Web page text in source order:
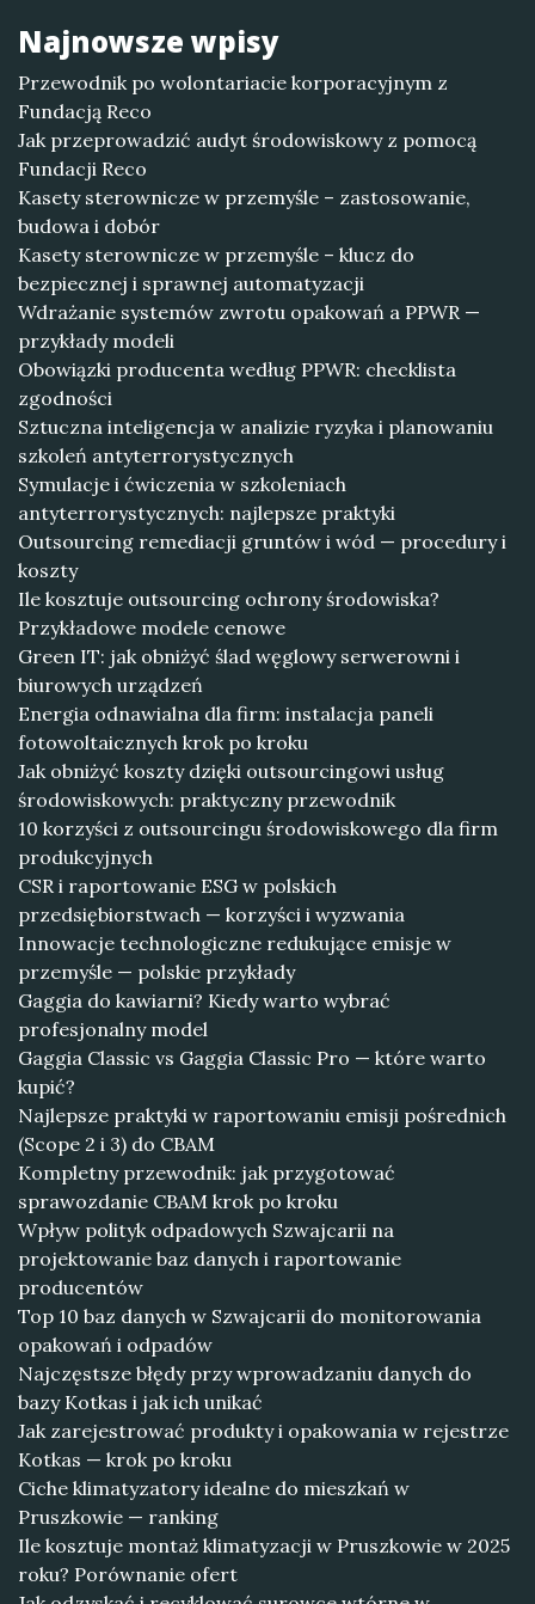
Najnowsze wpisy
Przewodnik po wolontariacie korporacyjnym z
Fundacją Reco
Jak przeprowadzić audyt środowiskowy z pomocą
Fundacji Reco
Kasety sterownicze w przemyśle – zastosowanie,
budowa i dobór
Kasety sterownicze w przemyśle – klucz do
bezpiecznej i sprawnej automatyzacji
Wdrażanie systemów zwrotu opakowań a PPWR —
przykłady modeli
Obowiązki producenta według PPWR: checklista
zgodności
Sztuczna inteligencja w analizie ryzyka i planowaniu
szkoleń antyterrorystycznych
Symulacje i ćwiczenia w szkoleniach
antyterrorystycznych: najlepsze praktyki
Outsourcing remediacji gruntów i wód — procedury i
koszty
Ile kosztuje outsourcing ochrony środowiska?
Przykładowe modele cenowe
Green IT: jak obniżyć ślad węglowy serwerowni i
biurowych urządzeń
Energia odnawialna dla firm: instalacja paneli
fotowoltaicznych krok po kroku
Jak obniżyć koszty dzięki outsourcingowi usług
środowiskowych: praktyczny przewodnik
10 korzyści z outsourcingu środowiskowego dla firm
produkcyjnych
CSR i raportowanie ESG w polskich
przedsiębiorstwach — korzyści i wyzwania
Innowacje technologiczne redukujące emisje w
przemyśle — polskie przykłady
Gaggia do kawiarni? Kiedy warto wybrać
profesjonalny model
Gaggia Classic vs Gaggia Classic Pro — które warto
kupić?
Najlepsze praktyki w raportowaniu emisji pośrednich
(Scope 2 i 3) do CBAM
Kompletny przewodnik: jak przygotować
sprawozdanie CBAM krok po kroku
Wpływ polityk odpadowych Szwajcarii na
projektowanie baz danych i raportowanie
producentów
Top 10 baz danych w Szwajcarii do monitorowania
opakowań i odpadów
Najczęstsze błędy przy wprowadzaniu danych do
bazy Kotkas i jak ich unikać
Jak zarejestrować produkty i opakowania w rejestrze
Kotkas — krok po kroku
Ciche klimatyzatory idealne do mieszkań w
Pruszkowie — ranking
Ile kosztuje montaż klimatyzacji w Pruszkowie w 2025
roku? Porównanie ofert